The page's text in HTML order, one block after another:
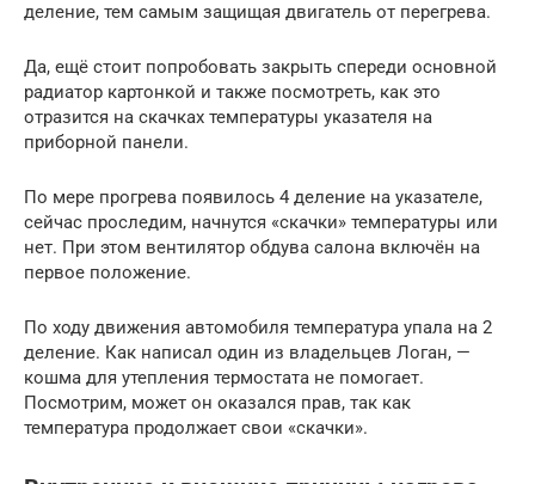
деление, тем самым защищая двигатель от перегрева.
Да, ещё стоит попробовать закрыть спереди основной
радиатор картонкой и также посмотреть, как это
отразится на скачках температуры указателя на
приборной панели.
По мере прогрева появилось 4 деление на указателе,
сейчас проследим, начнутся «скачки» температуры или
нет. При этом вентилятор обдува салона включён на
первое положение.
По ходу движения автомобиля температура упала на 2
деление. Как написал один из владельцев Логан, —
кошма для утепления термостата не помогает.
Посмотрим, может он оказался прав, так как
температура продолжает свои «скачки».